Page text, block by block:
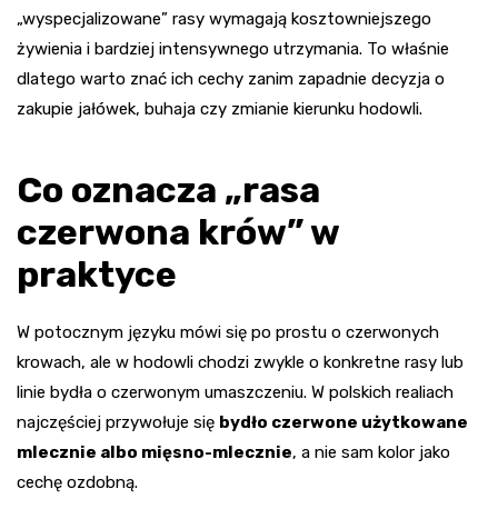
„wyspecjalizowane” rasy wymagają kosztowniejszego
żywienia i bardziej intensywnego utrzymania. To właśnie
dlatego warto znać ich cechy zanim zapadnie decyzja o
zakupie jałówek, buhaja czy zmianie kierunku hodowli.
Co oznacza „rasa
czerwona krów” w
praktyce
W potocznym języku mówi się po prostu o czerwonych
krowach, ale w hodowli chodzi zwykle o konkretne rasy lub
linie bydła o czerwonym umaszczeniu. W polskich realiach
najczęściej przywołuje się bydło czerwone użytkowane
mlecznie albo mięsno-mlecznie, a nie sam kolor jako
cechę ozdobną.